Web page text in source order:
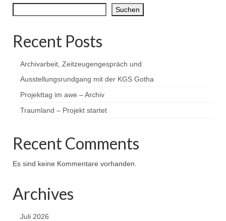
Suchen
Recent Posts
Archivarbeit, Zeitzeugengespräch und
Ausstellungsrundgang mit der KGS Gotha
Projekttag im awe – Archiv
Traumland – Projekt startet
Recent Comments
Es sind keine Kommentare vorhanden.
Archives
Juli 2026